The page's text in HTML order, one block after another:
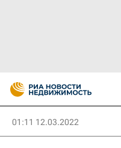
01:11 12.03.2022